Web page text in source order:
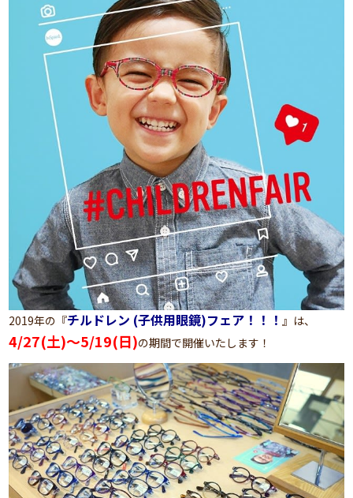
2019年の『チルドレン (子供用眼鏡)フェア！！！ 』は、
4/27(土)～5/19(日)の期間で開催いたします！